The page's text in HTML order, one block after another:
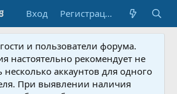
Вход Регистрация
и пользователи форума.
настоятельно рекомендует не
несколько аккаунтов для одного
При выявлении наличия